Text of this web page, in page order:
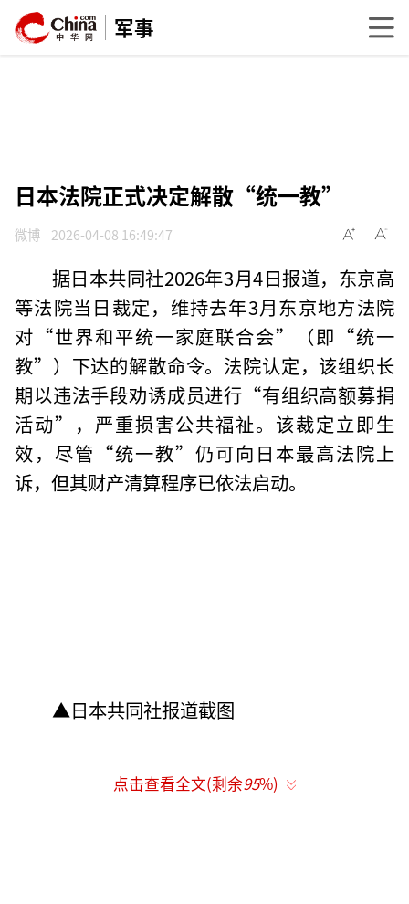
军事
日本法院正式决定解散“统一教”
微博 2026-04-08 16:49:47
据日本共同社2026年3月4日报道，东京高
等法院当日裁定，维持去年3月东京地方法院
对“世界和平统一家庭联合会”（即“统一
教”）下达的解散命令。法院认定，该组织长
期以违法手段劝诱成员进行“有组织高额募捐
活动”，严重损害公共福祉。该裁定立即生
效，尽管“统一教”仍可向日本最高法院上
诉，但其财产清算程序已依法启动。
▲日本共同社报道截图
据东京地方法院2025年3月判决书，自20
点击查看全文(剩余95%)